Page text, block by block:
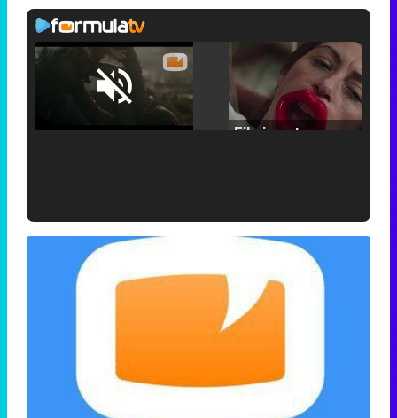
Unmute /
Loaded:
'120 Minutos' celebra sus 2.000 programas en Telemadrid con un vídeo del día a día en la redacción